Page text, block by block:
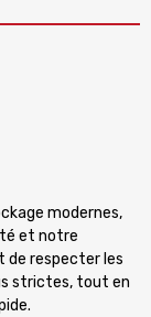
modernes,
et notre
de respecter les
strictes, tout en